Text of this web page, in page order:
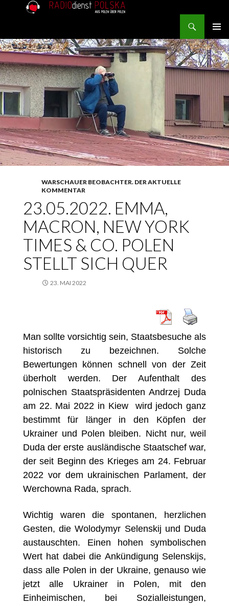
MENU
WARSCHAUER BEOBACHTER. DER AKTUELLE
KOMMENTAR
23.05.2022. EMMA,
MACRON, NEW YORK
TIMES & CO. POLEN
STELLT SICH QUER
23. MAI 2022
Man sollte vorsichtig sein, Staatsbesuche als
historisch zu bezeichnen. Solche
Bewertungen können schnell von der Zeit
überholt werden. Der Aufenthalt des
polnischen Staatspräsidenten Andrzej Duda
am 22. Mai 2022 in Kiew wird jedoch ganz
bestimmt für länger in den Köpfen der
Ukrainer und Polen bleiben. Nicht nur, weil
Duda der erste ausländische Staatschef war,
der seit Beginn des Krieges am 24. Februar
2022 vor dem ukrainischen Parlament, der
Werchowna Rada, sprach.
Wichtig waren die spontanen, herzlichen
Gesten, die Wolodymyr Selenskij und Duda
austauschten. Einen hohen symbolischen
Wert hat dabei die Ankündigung Selenskijs,
dass alle Polen in der Ukraine, genauso wie
jetzt alle Ukrainer in Polen, mit den
Einheimischen, bei Sozialleistungen,